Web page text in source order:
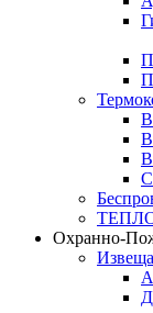
С
Охранно-